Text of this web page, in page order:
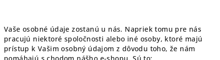
Vaše osobné údaje zostanú u nás. Napriek tomu pre nás
pracujú niektoré spoločnosti alebo iné osoby, ktoré majú
prístup k Vašim osobný údajom z dôvodu toho, že nám